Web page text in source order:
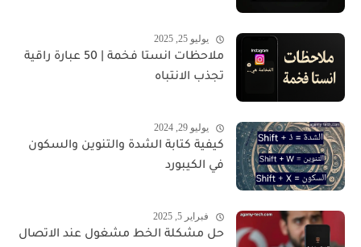
يوليو 25, 2025
ملاحظات انستا فخمة | 50 عبارة راقية
تجذب الانتباه
يوليو 29, 2024
كيفية كتابة الشدة والتنوين والسكون
في الكيبورد
فبراير 5, 2025
حل مشكلة الخط مشغول عند الاتصال